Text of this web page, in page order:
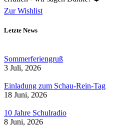
Zur Wishlist
Letzte News
Sommerferiengruß
3 Juli, 2026
Einladung zum Schau-Rein-Tag
18 Juni, 2026
10 Jahre Schulradio
8 Juni, 2026